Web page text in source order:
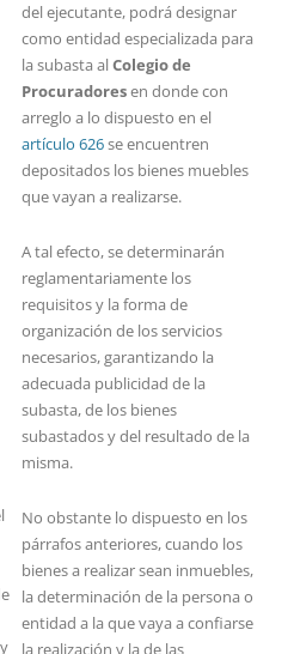
del ejecutante, podrá designar
como entidad especializada para
la subasta alColegio de
Procuradoresen donde con
arreglo a lo dispuesto en el
artículo 626se encuentren
depositados los bienes muebles
que vayan a realizarse.
A tal efecto, se determinarán
reglamentariamente los
requisitos y la forma de
organización de los servicios
necesarios, garantizando la
adecuada publicidad de la
subasta, de los bienes
subastados y del resultado de la
misma.
No obstante lo dispuesto en los
párrafos anteriores, cuando los
bienes a realizar sean inmuebles,
la determinación de la persona o
entidad a la que vaya a confiarse